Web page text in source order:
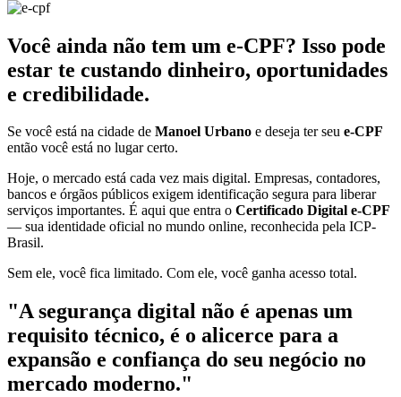
Você ainda não tem um e-CPF? Isso pode
estar te custando dinheiro, oportunidades
e credibilidade.
Se você está na cidade de Manoel Urbano e deseja ter seu e-CPF
então você está no lugar certo.
Hoje, o mercado está cada vez mais digital. Empresas, contadores,
bancos e órgãos públicos exigem identificação segura para liberar
serviços importantes. É aqui que entra o Certificado Digital e-CPF
— sua identidade oficial no mundo online, reconhecida pela ICP-
Brasil.
Sem ele, você fica limitado. Com ele, você ganha acesso total.
"A segurança digital não é apenas um
requisito técnico, é o alicerce para a
expansão e confiança do seu negócio no
mercado moderno."